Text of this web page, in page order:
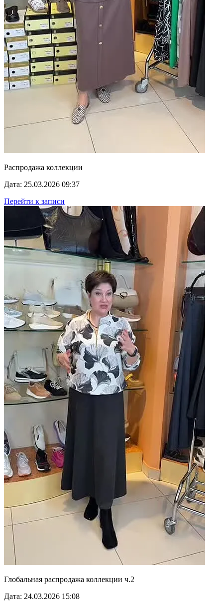
Распродажа коллекции
Дата: 25.03.2026 09:37
Перейти к записи
Глобальная распродажа коллекции ч.2
Дата: 24.03.2026 15:08